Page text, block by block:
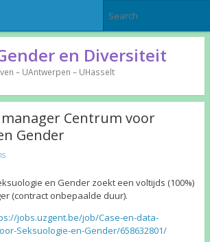
en Diversiteit
– UAntwerpen – UHasselt
manager Centrum voor
Gender
en Gender zoekt een voltijds (100%)
(contract onbepaalde duur).
jobs.uzgent.be/job/Case-en-data-
Seksuologie-en-Gender/658632801/